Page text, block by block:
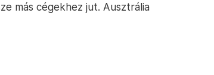
más cégekhez jut. Ausztrália